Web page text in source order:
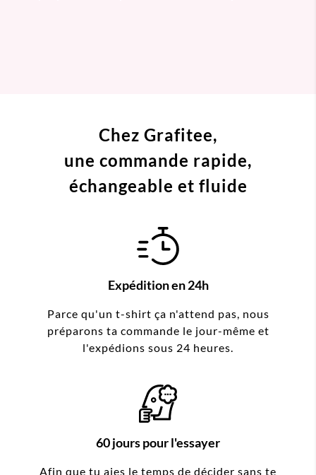
Chez Grafitee,
une commande rapide,
échangeable et fluide
Expédition en 24h
Parce qu'un t-shirt ça n'attend pas, nous
préparons ta commande le jour-même et
l'expédions sous 24 heures.
60 jours pour l'essayer
Afin que tu aies le temps de décider sans te